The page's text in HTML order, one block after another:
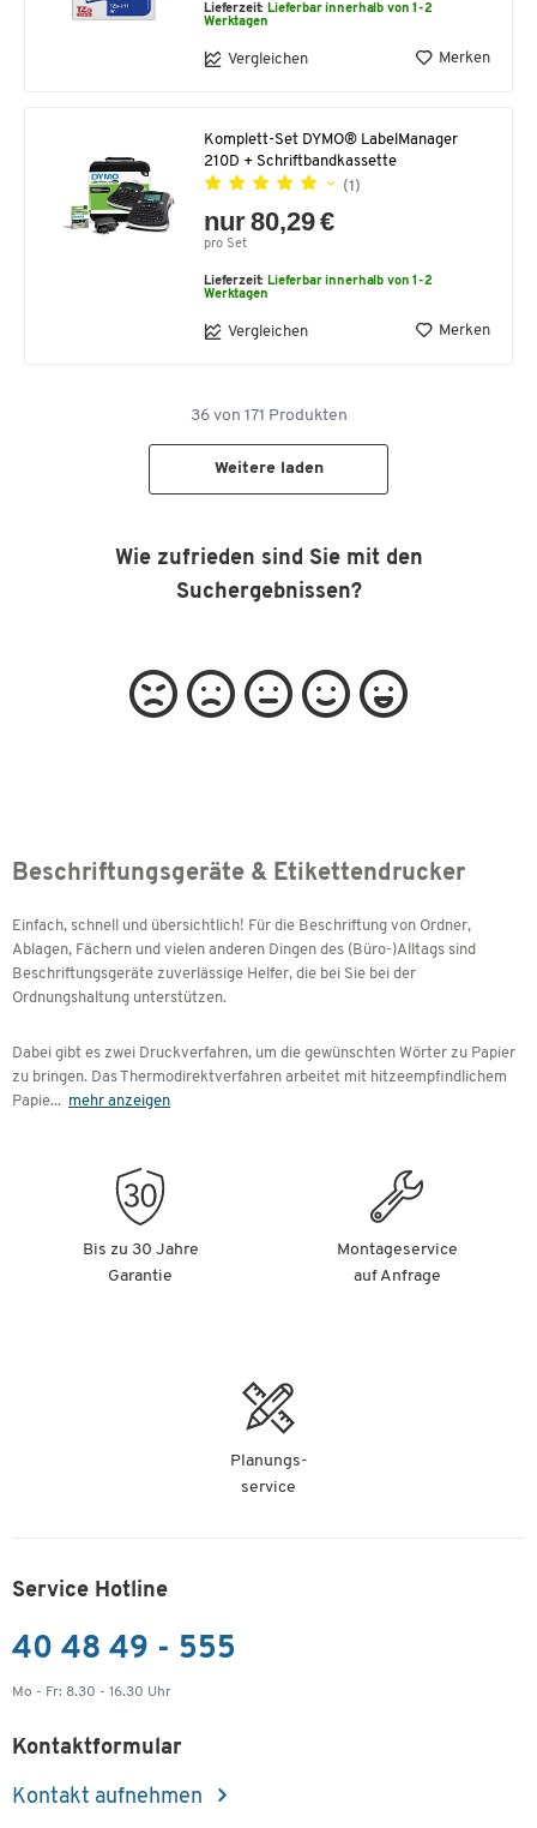
Lieferzeit: Lieferbar innerhalb von 1-2
Werktagen
Vergleichen Merken
Komplett-Set DYMO® LabelManager
210D + Schriftbandkassette
(1)
nur 80,29 €
pro Set
Lieferzeit: Lieferbar innerhalb von 1-2
Werktagen
Vergleichen Merken
36von 171 Produkten
Weitere laden
Wie zufrieden sind Sie mit den
Suchergebnissen?
Beschriftungsgeräte & Etikettendrucker
Einfach, schnell und übersichtlich! Für die Beschriftung von Ordner,
Ablagen, Fächern und vielen anderen Dingen des (Büro-)Alltags sind
Beschriftungsgeräte zuverlässige Helfer, die bei Sie bei der
Ordnungshaltung unterstützen.
Dabei gibt es zwei Druckverfahren, um die gewünschten Wörter zu Papier
zu bringen. Das Thermodirektverfahren arbeitet mit hitzeempfindlichem
Papie... mehr anzeigen
Bis zu 30 Jahre
Garantie
Montageservice
auf Anfrage
Planungs-
service
Service Hotline
40 48 49 - 555
Mo - Fr: 8.30 - 16.30 Uhr
Kontaktformular
Kontakt aufnehmen